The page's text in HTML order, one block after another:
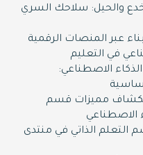
والحيل: سلاحك السري
عبر المنصات الرقمية
في التعليم
الاصطناعي:
مميزات قسم
الاصطناعي
التعلم الذاتي في منتدى